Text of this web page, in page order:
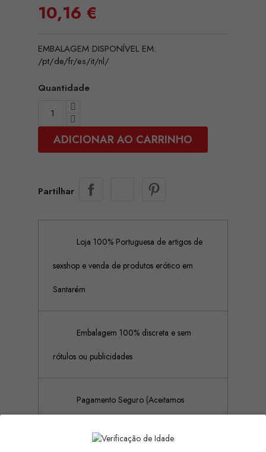
10,16 €
EMBALAGEM DISPONÍVEL EM:
/pt/de/fr/es/it/nl/
Quantidade
ADICIONAR AO CARRINHO
Partilhar
Loja 100% Portuguesa de artigos de
sexshop e venda de produtos erótico em
Santarém
Embalagem 100% discreta e sem
rótulos ou publicidades
Pagamento Seguro (Aceitamos